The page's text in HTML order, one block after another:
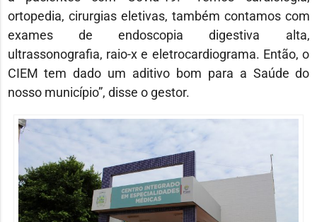
ortopedia, cirurgias eletivas, também contamos com
exames de endoscopia digestiva alta,
ultrassonografia, raio-x e eletrocardiograma. Então, o
CIEM tem dado um aditivo bom para a Saúde do
nosso município”, disse o gestor.